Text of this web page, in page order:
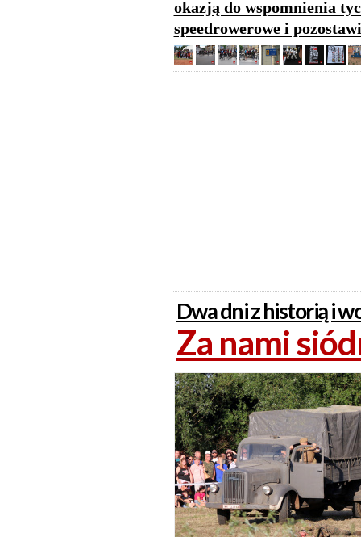
okazją do wspomnienia
speedrowerowe i
Dwa dni z historią i
Za nami